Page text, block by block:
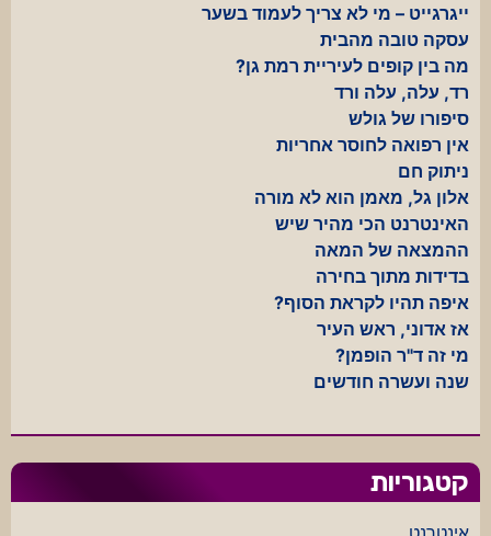
ייגרגייט – מי לא צריך לעמוד בשער
עסקה טובה מהבית
מה בין קופים לעיריית רמת גן?
רד, עלה, עלה ורד
סיפורו של גולש
אין רפואה לחוסר אחריות
ניתוק חם
אלון גל, מאמן הוא לא מורה
האינטרנט הכי מהיר שיש
ההמצאה של המאה
בדידות מתוך בחירה
איפה תהיו לקראת הסוף?
אז אדוני, ראש העיר
מי זה ד"ר הופמן?
שנה ועשרה חודשים
קטגוריות